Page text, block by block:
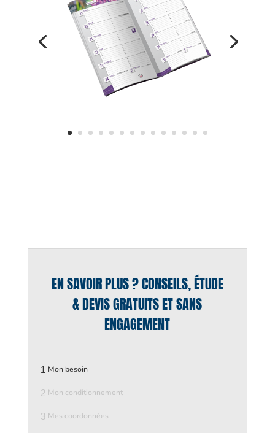
EN SAVOIR PLUS ? CONSEILS, ÉTUDE
& DEVIS GRATUITS ET SANS
ENGAGEMENT
1 Mon besoin
2 Mon conditionnement
3 Mes coordonnées